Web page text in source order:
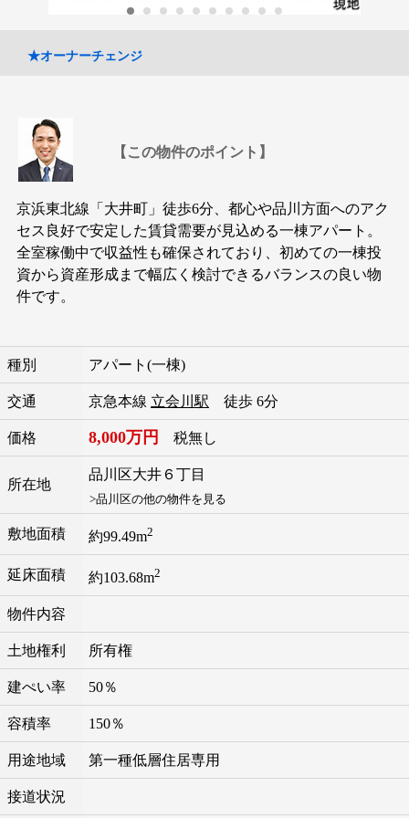
★オーナーチェンジ
【この物件のポイント】
京浜東北線「大井町」徒歩6分、都心や品川方面へのアク
セス良好で安定した賃貸需要が見込める一棟アパート。
全室稼働中で収益性も確保されており、初めての一棟投
資から資産形成まで幅広く検討できるバランスの良い物
件です。
種別 アパート(一棟)
交通 京急本線 立会川駅 徒歩 6分
価格 8,000万円 税無し
所在地
品川区大井 ６丁目
>品川区の他の物件を見る
敷地面積 約99.49m2
延床面積 約103.68m2
物件内容
土地権利 所有権
建ぺい率 50％
容積率 150％
用途地域 第一種低層住居専用
接道状況